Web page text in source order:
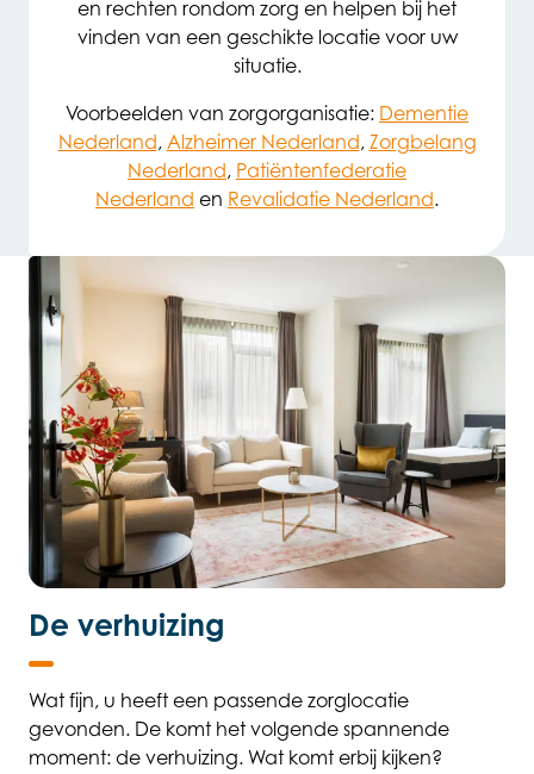
en rechten rondom zorg en helpen bij het
vinden van een geschikte locatie voor uw
situatie.
Voorbeelden van zorgorganisatie: Dementie
Nederland, Alzheimer Nederland, Zorgbelang
Nederland, Patiëntenfederatie
Nederland en Revalidatie Nederland.
De verhuizing
Wat fijn, u heeft een passende zorglocatie
gevonden. De komt het volgende spannende
moment: de verhuizing. Wat komt erbij kijken?